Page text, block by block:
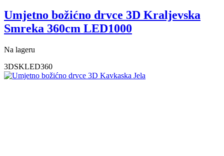
Umjetno božićno drvce 3D Kraljevska
Smreka 360cm LED1000
Na lageru
3DSKLED360